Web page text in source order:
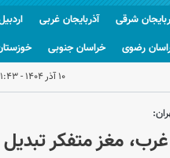
شرقی
آذربایجان غربی
رضوی
خراسان جنوبی
۱۰ آذر ۱۴۰۴ - ۲۱:۴۳
غرب، مغز متفکر